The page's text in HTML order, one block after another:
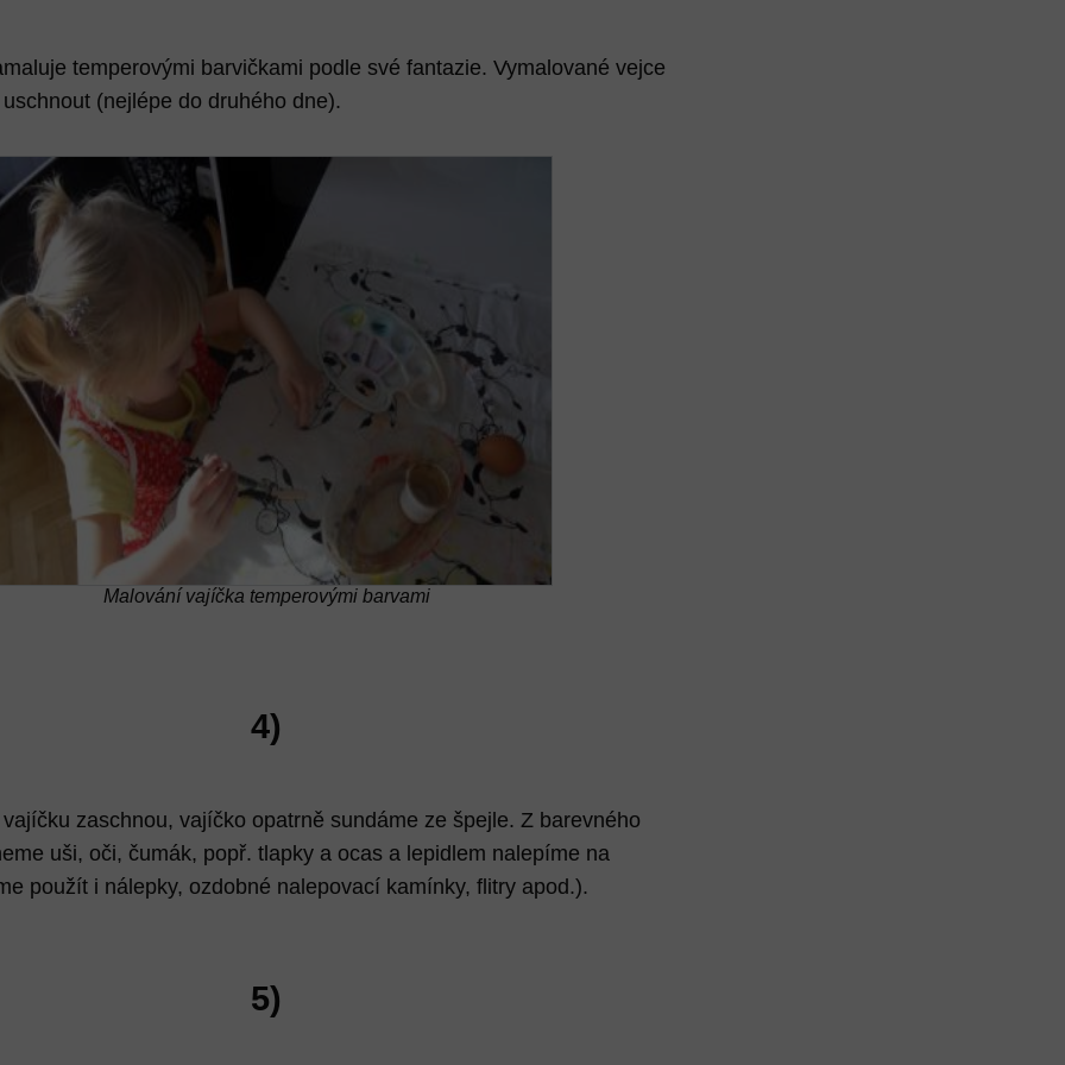
temperovými barvičkami podle své fantazie. Vymalované vejce
(nejlépe do druhého dne).
Malování vajíčka temperovými barvami
4)
zaschnou, vajíčko opatrně sundáme ze špejle. Z barevného
uši, oči, čumák, popř. tlapky a ocas a lepidlem nalepíme na
použít i nálepky, ozdobné nalepovací kamínky, flitry apod.).
5)